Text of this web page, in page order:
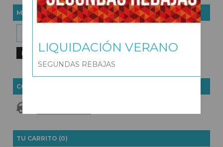
MARCAS
COSTES DE ENVÍO
TU CARRITO (0)
LIQUIDACIÓN VERANO
SEGUNDAS REBAJAS